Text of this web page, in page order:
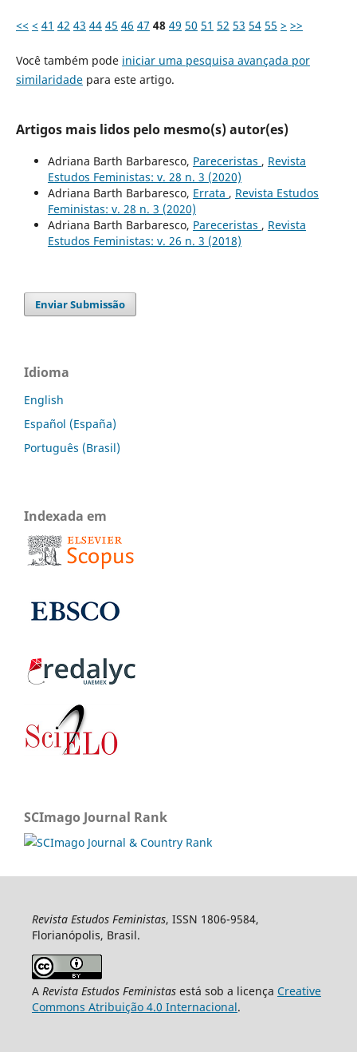
<< < 41 42 43 44 45 46 47 48 49 50 51 52 53 54 55 > >>
Você também pode iniciar uma pesquisa avançada por
similaridadepara este artigo.
Artigos mais lidos pelo mesmo(s) autor(es)
Adriana Barth Barbaresco, Pareceristas , Revista
Estudos Feministas: v. 28 n. 3 (2020)
Adriana Barth Barbaresco, Errata , Revista Estudos
Feministas: v. 28 n. 3 (2020)
Adriana Barth Barbaresco, Pareceristas , Revista
Estudos Feministas: v. 26 n. 3 (2018)
Enviar Submissão
Idioma
English
Español (España)
Português (Brasil)
Indexada em
SCImago Journal Rank
Revista Estudos Feministas, ISSN 1806-9584,
Florianópolis, Brasil.
A Revista Estudos Feministasestá sob a licença Creative
Commons Atribuição 4.0 Internacional.